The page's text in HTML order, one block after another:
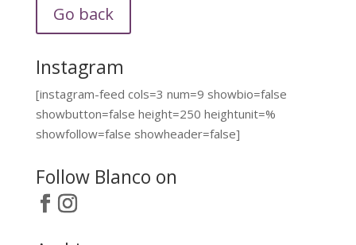
Go back
Instagram
[instagram-feed cols=3 num=9 showbio=false
showbutton=false height=250 heightunit=%
showfollow=false showheader=false]
Follow Blanco on